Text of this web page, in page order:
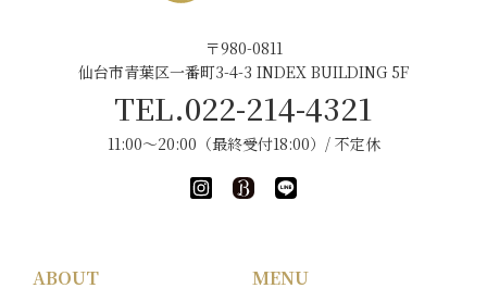
〒980-0811
仙台市青葉区一番町3-4-3 INDEX BUILDING 5F
TEL.022-214-4321
11:00～20:00（最終受付18:00）/ 不定休
ABOUT MENU